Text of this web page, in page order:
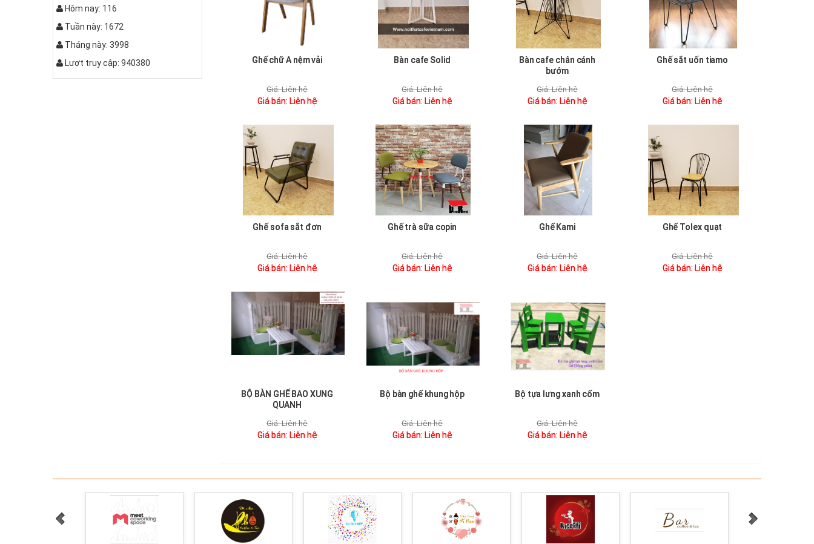
Bàn bệt kiểu da báo
Hôm nay: 116
Tuần này: 1672
Tháng này: 3998
Lượt truy cập: 940380
Ghế chữ A nệm vải
Giá:Liên hệ
Giá bán: Liên hệ
Bàn cafe Solid
Giá:Liên hệ
Giá bán: Liên hệ
Bàn cafe chân cánh
bướm
Giá:Liên hệ
Giá bán: Liên hệ
Ghế sắt uốn tiamo
Giá:Liên hệ
Giá bán: Liên hệ
Ghế sofa sắt đơn
Giá:Liên hệ
Giá bán: Liên hệ
Ghế trà sữa copin
Giá:Liên hệ
Giá bán: Liên hệ
Ghế Kami
Giá:Liên hệ
Giá bán: Liên hệ
Ghế Tolex quạt
Giá:Liên hệ
Giá bán: Liên hệ
BỘ BÀN GHẾ BAO XUNG
QUANH
Giá:Liên hệ
Giá bán: Liên hệ
Bộ bàn ghế khung hộp
Giá:Liên hệ
Giá bán: Liên hệ
Bộ tựa lưng xanh cốm
Giá:Liên hệ
Giá bán: Liên hệ